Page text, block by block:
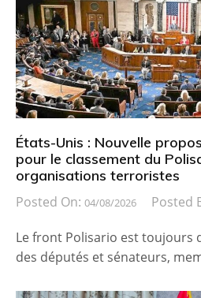
États-Unis : Nouvelle
pour le classement du
organisations terroristes
Posted On: 04/08/2026 Posted
Le front Polisario est toujours
des députés et sénateurs,